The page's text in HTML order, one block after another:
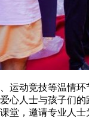
运动竞技等温情
心人士与孩子们
堂，邀请专业人